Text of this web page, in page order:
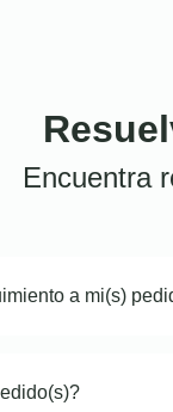
Encuentra
a mi(s)